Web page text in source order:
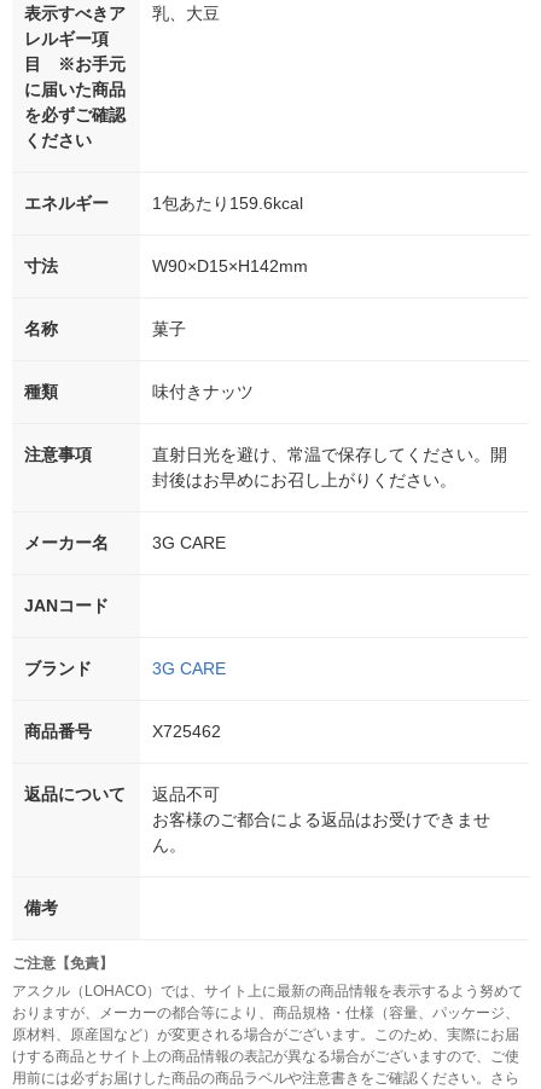
表示すべきア
レルギー項
目 ※お手元
に届いた商品
を必ずご確認
ください
乳、大豆
エネルギー 1包あたり159.6kcal
寸法 W90×D15×H142mm
名称 菓子
種類 味付きナッツ
注意事項
直射日光を避け、常温で保存してください。開
封後はお早めにお召し上がりください。
メーカー名 3G CARE
JANコード
ブランド 3G CARE
商品番号 X725462
返品について
返品不可
お客様のご都合による返品はお受けできませ
ん。
備考
ご注意【免責】
アスクル（LOHACO）では、サイト上に最新の商品情報を表示するよう努めて
おりますが、メーカーの都合等により、商品規格・仕様（容量、パッケージ、
原材料、原産国など）が変更される場合がございます。このため、実際にお届
けする商品とサイト上の商品情報の表記が異なる場合がございますので、ご使
用前には必ずお届けした商品の商品ラベルや注意書きをご確認ください。さら